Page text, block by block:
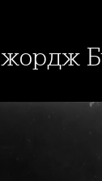
Джордж